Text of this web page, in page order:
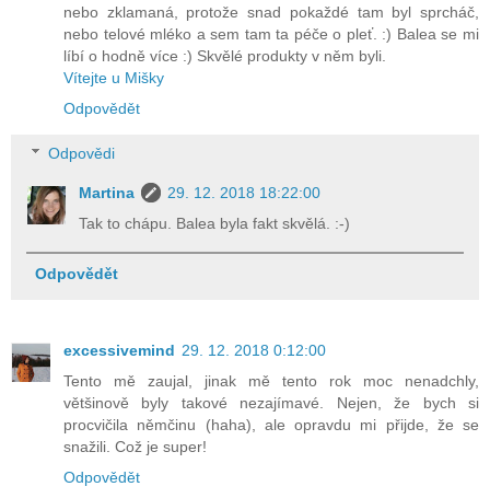
nebo zklamaná, protože snad pokaždé tam byl sprcháč,
nebo telové mléko a sem tam ta péče o pleť. :) Balea se mi
líbí o hodně více :) Skvělé produkty v něm byli.
Vítejte u Mišky
Odpovědět
Odpovědi
Martina
29. 12. 2018 18:22:00
Tak to chápu. Balea byla fakt skvělá. :-)
Odpovědět
excessivemind 29. 12. 2018 0:12:00
Tento mě zaujal, jinak mě tento rok moc nenadchly,
většinově byly takové nezajímavé. Nejen, že bych si
procvičila němčinu (haha), ale opravdu mi přijde, že se
snažili. Což je super!
Odpovědět